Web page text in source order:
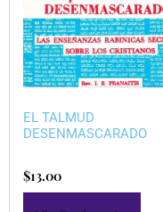
EL TALMUD
DESENMASCARADO
$13.00